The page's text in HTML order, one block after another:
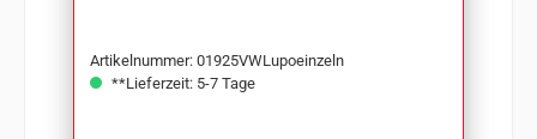
Artikelnummer: 01925VWLupoeinzeln
**Lieferzeit: 5-7 Tage